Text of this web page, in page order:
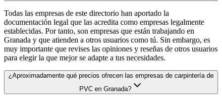
Todas las empresas de este directorio han aportado la
documentación legal que las acredita como empresas legalmente
establecidas. Por tanto, son empresas que están trabajando en
Granada y que atienden a otros usuarios como tú. Sin embargo, es
muy importante que revises las opiniones y reseñas de otros usuarios
para elegir la que mejor se adapte a tus necesidades.
¿Aproximadamente qué precios ofrecen las empresas de carpintería de
PVC en Granada?